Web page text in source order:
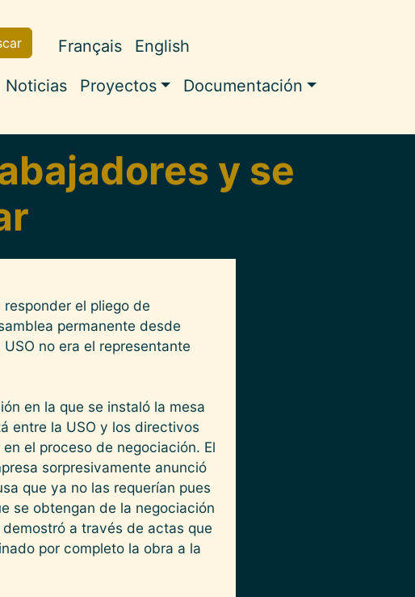
Noticias Proyectos Documentación
Français English
y se
el pliego de
permanente desde
no era el representante
en la que se instaló la mesa
entre la USO y los directivos
el proceso de negociación. El
sorpresivamente anunció
que ya no las requerían pues
se obtengan de la negociación
a través de actas que
por completo la obra a la